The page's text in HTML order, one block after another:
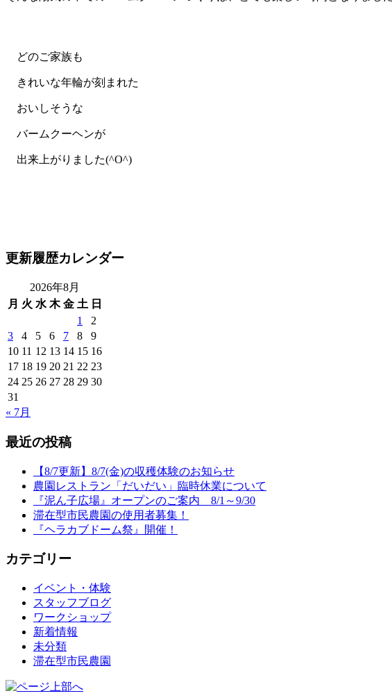
どのご家族も
きれいな年輪が刻まれた
おいしそうな
バームクーヘンが
出来上がりました(^O^)
更新履歴カレンダー
2026年8月
月 火 水 木 金 土 日
1
2
3
4 5 6 7 8
9
10 11 12 13 14 15 16
17 18 19 20 21 22 23
24 25 26 27 28 29 30
31
« 7月
最近の投稿
【8/7更新】8/7(金)の収穫体験のお知らせ
農園レストラン「だいだい」臨時休業について
『泥ん子広場』オープンのご案内 8/1～9/30
滞在型市民農園の使用者募集！
『ヘラカブドーム祭』開催！
カテゴリー
イベント・体験
スタッフブログ
ワークショップ
新着情報
未分類
滞在型市民農園